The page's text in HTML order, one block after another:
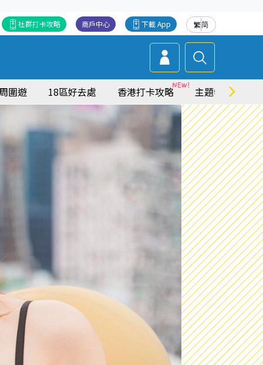
繁简
下載 App
商戶中心
社群打卡攻略
圍遊 18區好去處 香港打卡攻略 主題特集